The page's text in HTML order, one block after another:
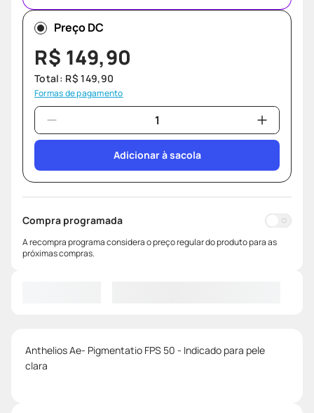
Preço DC
R$ 149,90
Total: R$ 149,90
Formas de pagamento
Adicionar à sacola
Compra programada
A recompra programa considera o preço regular do produto para as
próximas compras.
Anthelios Ae- Pigmentatio FPS 50 - Indicado para pele
clara